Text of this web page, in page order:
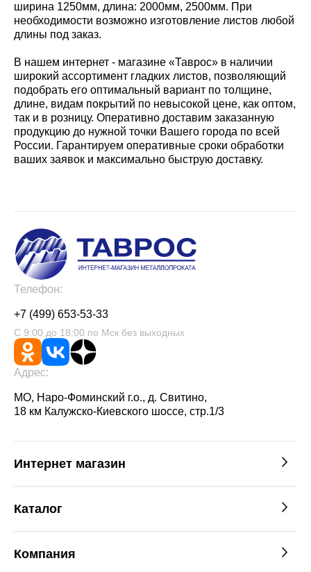
ширина 1250мм, длина: 2000мм, 2500мм. При
необходимости возможно изготовление листов любой
длины под заказ.
В нашем интернет - магазине «Таврос» в наличии
широкий ассортимент гладких листов, позволяющий
подобрать его оптимальный вариант по толщине,
длине, видам покрытий по невысокой цене, как оптом,
так и в розницу. Оперативно доставим заказанную
продукцию до нужной точки Вашего города по всей
России. Гарантируем оперативные сроки обработки
ваших заявок и максимально быструю доставку.
Телефон:
+7 (499) 653-53-33
С 9:00 до 18:00 по Мск без выходных
Адрес:
МО, Наро-Фоминский г.о., д. Свитино,
18 км Калужско-Киевского шоссе, стр.1/3
Интернет магазин
Каталог
Компания